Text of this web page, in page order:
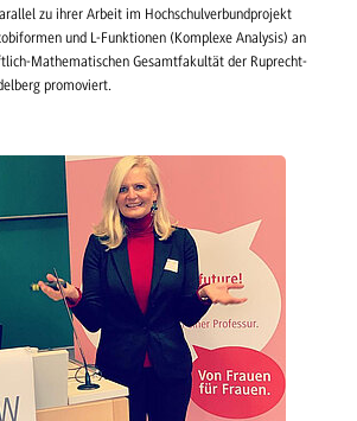
zu ihrer Arbeit im Hochschulverbundprojekt
und L-Funktionen (Komplexe Analysis) an
Mathematischen Gesamtfakultät der Ruprecht-
promoviert.